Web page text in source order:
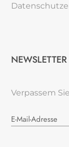
NEWSLETTER
Verpassem